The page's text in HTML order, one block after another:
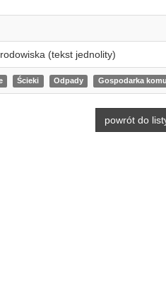
(tekst jednolity)
Ścieki Odpady Gospodarka
powrót do